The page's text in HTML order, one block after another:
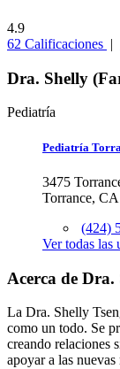
4.9
62 Calificaciones |
Dra. Shelly
Pediatría
Pediatría
3475
Torrance,
(424)
Ver todas las
Acerca de
La Dra. Shelly
como un todo. Se
creando relaciones
apoyar a las